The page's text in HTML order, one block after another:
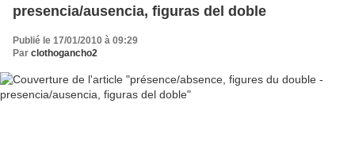
presencia/ausencia, figuras del doble
Publié le 17/01/2010 à 09:29
Par clothogancho2